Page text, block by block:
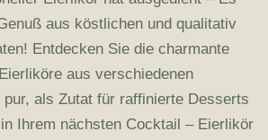
aus köstlichen und qualitativ
Entdecken Sie die charmante
aus verschiedenen
pur, als Zutat für raffinierte Desserts
Ihrem nächsten Cocktail – Eierlikör